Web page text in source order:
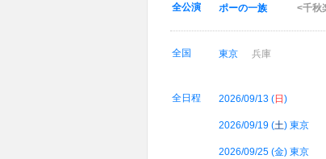
全公演 ポーの一族 <千秋
全国 東京 兵庫
全日程 2026/09/13 (日 )
2026/09/19 (土) 東京
2026/09/25 (金) 東京